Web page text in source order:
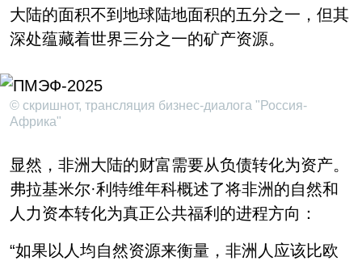
大陆的面积不到地球陆地面积的五分之一，但其
深处蕴藏着世界三分之一的矿产资源。
© скришнот, трансляция бизнес-диалога "Россия-
Африка"
显然，非洲大陆的财富需要从负债转化为资产。
弗拉基米尔·利特维年科概述了将非洲的自然和
人力资本转化为真正公共福利的进程方向：
“如果以人均自然资源来衡量，非洲人应该比欧